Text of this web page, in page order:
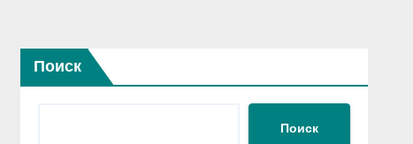
Поиск
Поиск